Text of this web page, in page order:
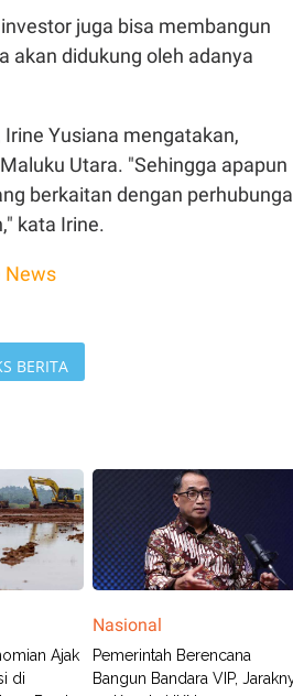
juga bisa membangun
akan didukung oleh adanya
Yusiana mengatakan,
Utara. "Sehingga apapun
berkaitan dengan
kata Irine.
News
BERITA
Ajak
di
Nasional
Pemerintah Berencana
Bangun Bandara VIP,